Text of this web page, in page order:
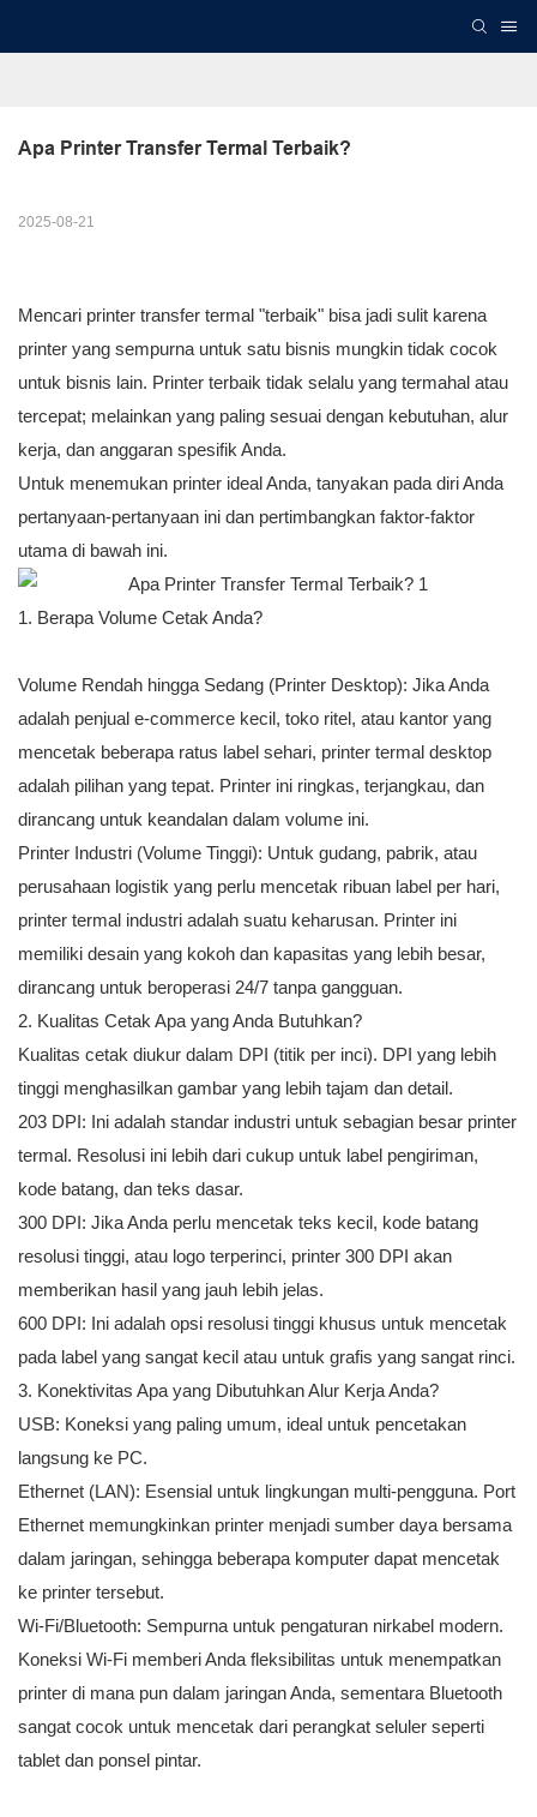
Apa Printer Transfer Termal Terbaik?
2025-08-21
Mencari printer transfer termal "terbaik" bisa jadi sulit karena
printer yang sempurna untuk satu bisnis mungkin tidak cocok
untuk bisnis lain. Printer terbaik tidak selalu yang termahal atau
tercepat; melainkan yang paling sesuai dengan kebutuhan, alur
kerja, dan anggaran spesifik Anda.
Untuk menemukan printer ideal Anda, tanyakan pada diri Anda
pertanyaan-pertanyaan ini dan pertimbangkan faktor-faktor
utama di bawah ini.
1. Berapa Volume Cetak Anda?
Volume Rendah hingga Sedang (Printer Desktop): Jika Anda
adalah penjual e-commerce kecil, toko ritel, atau kantor yang
mencetak beberapa ratus label sehari, printer termal desktop
adalah pilihan yang tepat. Printer ini ringkas, terjangkau, dan
dirancang untuk keandalan dalam volume ini.
Printer Industri (Volume Tinggi): Untuk gudang, pabrik, atau
perusahaan logistik yang perlu mencetak ribuan label per hari,
printer termal industri adalah suatu keharusan. Printer ini
memiliki desain yang kokoh dan kapasitas yang lebih besar,
dirancang untuk beroperasi 24/7 tanpa gangguan.
2. Kualitas Cetak Apa yang Anda Butuhkan?
Kualitas cetak diukur dalam DPI (titik per inci). DPI yang lebih
tinggi menghasilkan gambar yang lebih tajam dan detail.
203 DPI: Ini adalah standar industri untuk sebagian besar printer
termal. Resolusi ini lebih dari cukup untuk label pengiriman,
kode batang, dan teks dasar.
300 DPI: Jika Anda perlu mencetak teks kecil, kode batang
resolusi tinggi, atau logo terperinci, printer 300 DPI akan
memberikan hasil yang jauh lebih jelas.
600 DPI: Ini adalah opsi resolusi tinggi khusus untuk mencetak
pada label yang sangat kecil atau untuk grafis yang sangat rinci.
3. Konektivitas Apa yang Dibutuhkan Alur Kerja Anda?
USB: Koneksi yang paling umum, ideal untuk pencetakan
langsung ke PC.
Ethernet (LAN): Esensial untuk lingkungan multi-pengguna. Port
Ethernet memungkinkan printer menjadi sumber daya bersama
dalam jaringan, sehingga beberapa komputer dapat mencetak
ke printer tersebut.
Wi-Fi/Bluetooth: Sempurna untuk pengaturan nirkabel modern.
Koneksi Wi-Fi memberi Anda fleksibilitas untuk menempatkan
printer di mana pun dalam jaringan Anda, sementara Bluetooth
sangat cocok untuk mencetak dari perangkat seluler seperti
tablet dan ponsel pintar.